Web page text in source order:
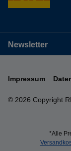
Newsletter
© 2026 Copyright
Impressum
*Alle